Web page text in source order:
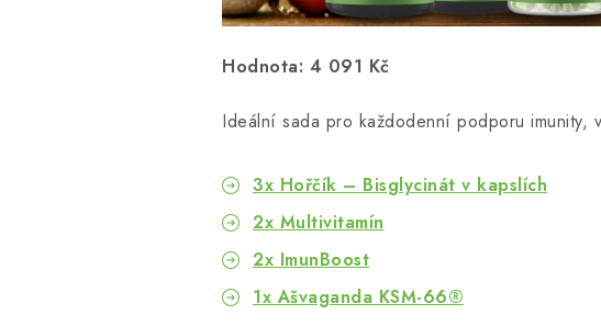
Hodnota: 4 091 Kč
Ideální sada pro každodenní podporu imunity,
3x Hořčík – Bisglycinát v kapslích
2x Multivitamín
2x ImunBoost
1x Ašvaganda KSM-66®